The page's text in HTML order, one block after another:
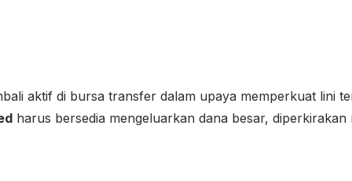
aktif di bursa transfer dalam upaya memperkuat lini
harus bersedia mengeluarkan dana besar,